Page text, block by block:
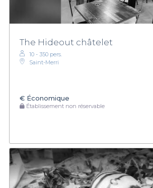
The Hideout châtelet
10 - 350 pers.
Saint-Merri
€ Économique
Établissement non réservable